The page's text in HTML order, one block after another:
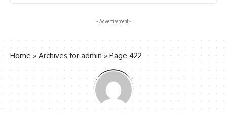
- Advertisement -
Home » Archives for admin» Page 422